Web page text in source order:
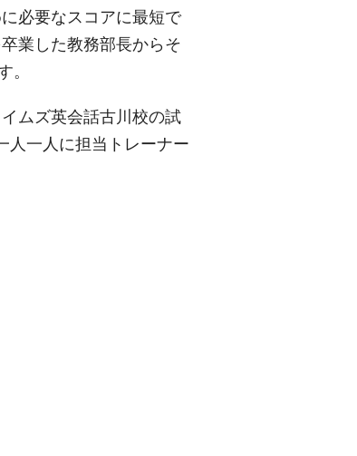
必要なスコアに最短で
業した教務部長からそ
。
ムズ英会話古川校の試
人一人に担当トレーナー